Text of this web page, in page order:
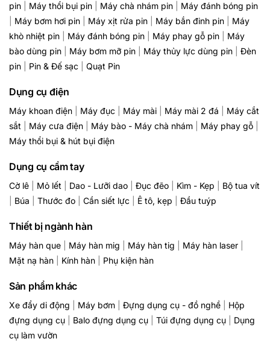
pin
Máy thổi bụi pin Máy chà nhám pin
Máy đánh bóng pin
Máy bơm hơi pin Máy xịt rửa pin Máy bắn đinh pin
Máy
khò nhiệt pin
Máy đánh bóng pin Máy phay gỗ pin
Máy
bào dùng pin
Máy bơm mỡ pin Máy thủy lực dùng pin
Đèn
pin
Pin & Đế sạc Quạt Pin
Dụng cụ điện
Máy khoan điện Máy đục Máy mài Máy mài 2 đá
Máy cắt
sắt
Máy cưa điện Máy bào - Máy chà nhám Máy phay gỗ
Máy thổi bụi & hút bụi điện
Dụng cụ cầm tay
Cờ lê Mỏ lết Dao - Lưỡi dao Đục đẽo Kìm - Kẹp
Bộ tua vít
Búa Thước đo Cần siết lực Ê tô, kẹp Đầu tuýp
Thiết bị ngành hàn
Máy hàn que Máy hàn mig Máy hàn tig Máy hàn laser
Mặt nạ hàn
Kính hàn Phụ kiện hàn
Sản phẩm khác
Xe đẩy di động Máy bơm Đựng dụng cụ - đồ nghề
Hộp
đựng dụng cụ
Balo đựng dụng cụ Túi đựng dụng cụ
Dụng
cụ làm vườn